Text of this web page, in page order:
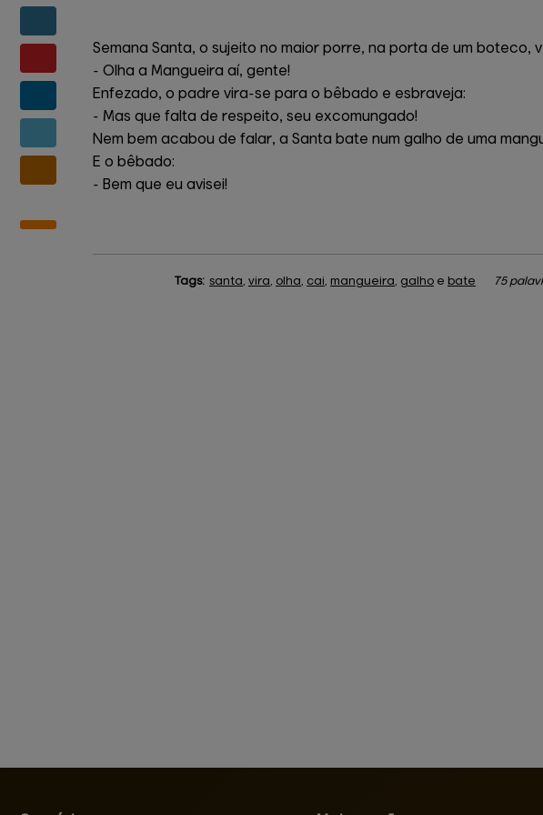
Semana Santa, o sujeito no maior porre, na porta de um
- Olha a Mangueira aí, gente!
Enfezado, o padre vira-se para o bêbado e esbraveja:
- Mas que falta de respeito, seu excomungado!
Nem bem acabou de falar, a Santa bate num galho de uma
E o bêbado:
- Bem que eu avisei!
Tags: santa, vira, olha, cai, mangueira, galho e bate 75